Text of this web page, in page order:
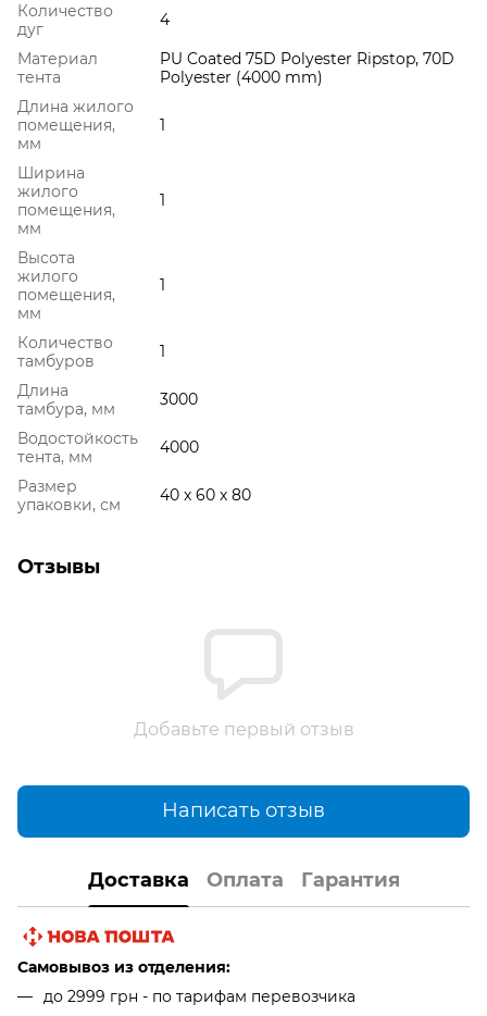
Количество
дуг
4
Материал
тента
PU Coated 75D Polyester Ripstop, 70D
Polyester (4000 mm)
Длина жилого
помещения,
мм
1
Ширина
жилого
помещения,
мм
1
Высота
жилого
помещения,
мм
1
Количество
тамбуров
1
Длина
тамбура, мм
3000
Водостойкость
тента, мм
4000
Размер
упаковки, см
40 x 60 x 80
Отзывы
Добавьте первый отзыв
Написать отзыв
Доставка Оплата Гарантия
Самовывоз из отделения:
до 2999 грн - по тарифам перевозчика